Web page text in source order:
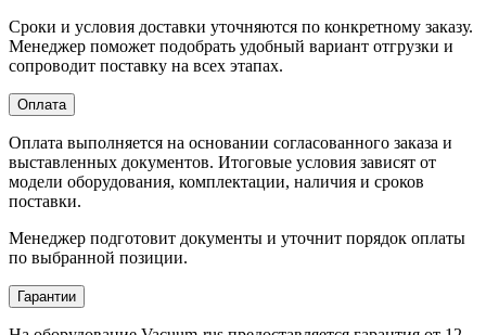
Сроки и условия доставки уточняются по конкретному заказу.
Менеджер поможет подобрать удобный вариант отгрузки и
сопроводит поставку на всех этапах.
Оплата
Оплата выполняется на основании согласованного заказа и
выставленных документов. Итоговые условия зависят от
модели оборудования, комплектации, наличия и сроков
поставки.
Менеджер подготовит документы и уточнит порядок оплаты
по выбранной позиции.
Гарантии